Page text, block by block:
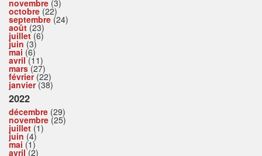
novembre (3)
octobre (22)
septembre (24)
août (23)
juillet(6)
juin (3)
mai (6)
avril(11)
mars(27)
février(22)
janvier(38)
2022
décembre (29)
novembre (25)
juillet (1)
juin (4)
mai (1)
avril(2)